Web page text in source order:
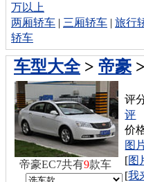
万以上
两厢轿车 | 三厢轿车 | 旅行
轿车
车型大全> 帝豪 >
评
评
价
图
[图
[我
帝豪EC7共有9款车